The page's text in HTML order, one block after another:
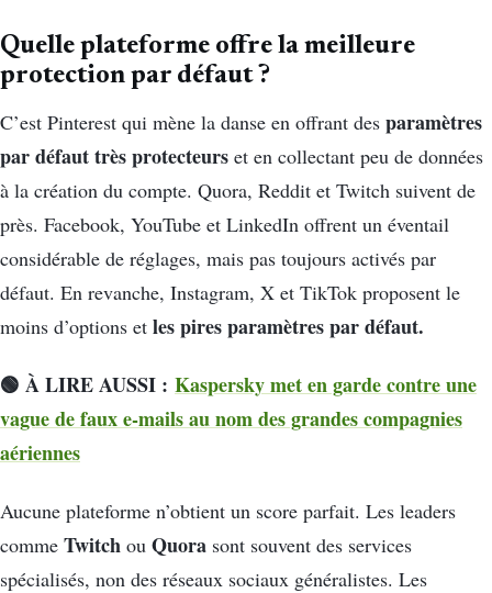
Quelle plateforme offre la meilleure
protection par défaut ?
C’est Pinterest qui mène la danse en offrant des paramètres
par défaut très protecteurs et en collectant peu de données
à la création du compte. Quora, Reddit et Twitch suivent de
près. Facebook, YouTube et LinkedIn offrent un éventail
considérable de réglages, mais pas toujours activés par
défaut. En revanche, Instagram, X et TikTok proposent le
moins d’options et les pires paramètres par défaut.
🟢 À LIRE AUSSI : Kaspersky met en garde contre une
vague de faux e-mails au nom des grandes compagnies
aériennes
Aucune plateforme n’obtient un score parfait. Les leaders
comme Twitch ou Quora sont souvent des services
spécialisés, non des réseaux sociaux généralistes. Les